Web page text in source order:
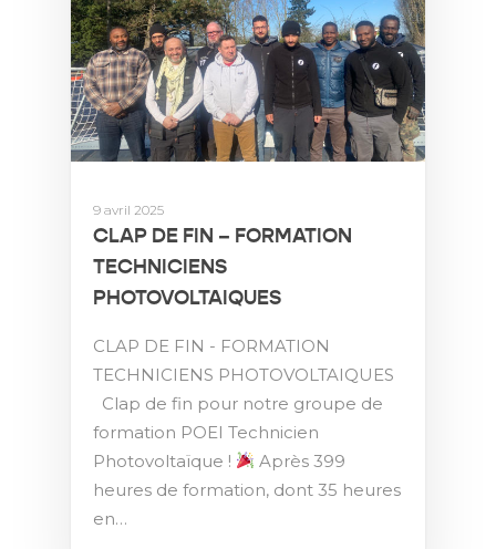
9 avril 2025
CLAP DE FIN – FORMATION
TECHNICIENS
PHOTOVOLTAIQUES
CLAP DE FIN - FORMATION
TECHNICIENS PHOTOVOLTAIQUES
Clap de fin pour notre groupe de
formation POEI Technicien
Photovoltaïque !
Après 399
heures de formation, dont 35 heures
en…